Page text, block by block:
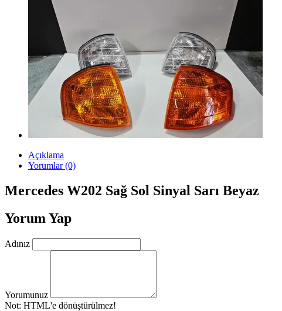
Açıklama
Yorumlar (0)
Mercedes W202 Sağ Sol Sinyal Sarı Beyaz
Yorum Yap
Adınız
Yorumunuz
Not: HTML'e dönüştürülmez!